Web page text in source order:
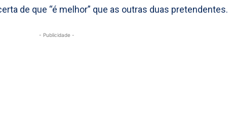
de que “é melhor” que as outras duas pretendentes.
- Publicidade -